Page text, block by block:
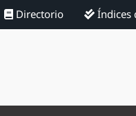
Directorio Índices